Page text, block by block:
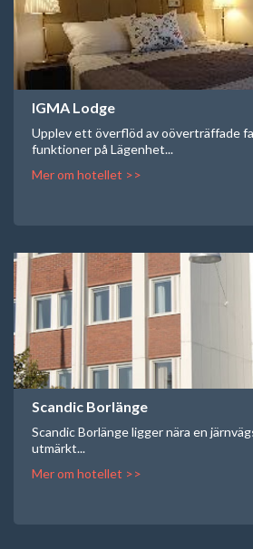
IGMA Lodge
Upplev ett överflöd av oöverträffade
funktioner på Lägenhet...
Mer om hotellet >>
Scandic Borlänge
Scandic Borlänge ligger nära en
utmärkt...
Mer om hotellet >>